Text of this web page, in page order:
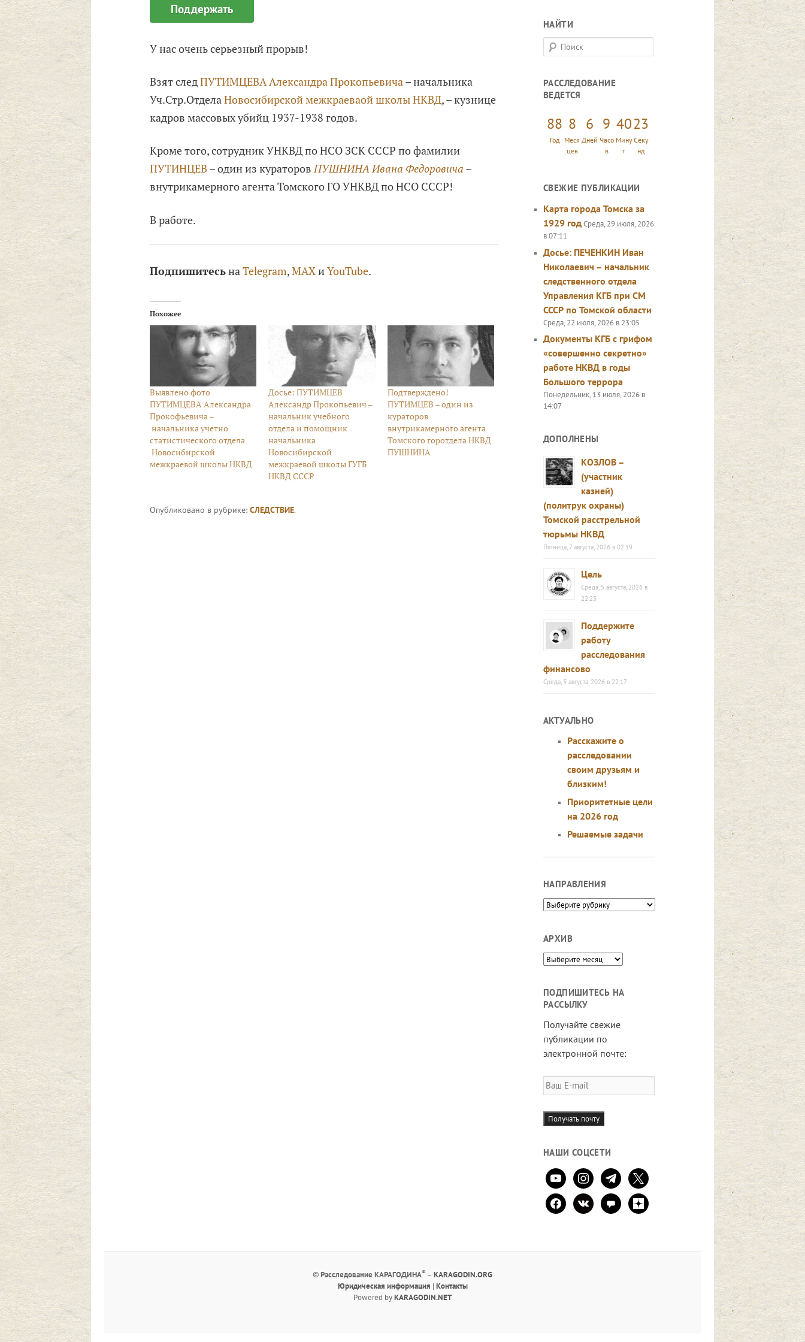
Поддержать
У нас очень серьезный прорыв!
Взят следПУТИМЦЕВА Александра Прокопьевича– начальника
Уч.Стр.ОтделаНовосибирской межкраеваой школы НКВД, – кузнице
кадров массовых убийц 1937-1938 годов.
Кроме того, сотрудник УНКВД по НСО ЗСК СССР по фамилии
ПУТИНЦЕВ – один из кураторовПУШНИНА Ивана Федоровича –
внутрикамерного агента Томского ГО УНКВД по НСО СССР!
В работе.
ПодпишитесьнаTelegram,MAXиYouTube.
Похожее
Выявлено фото
ПУТИМЦЕВА Александра
Прокофьевича –
начальника учетно
статистического отдела
Новосибирской
межкраевой школы НКВД
Досье: ПУТИМЦЕВ
Александр Прокопьевич –
начальник учебного
отдела и помощник
начальника
Новосибирской
межкраевой школы ГУГБ
НКВД СССР
Подтверждено!
ПУТИМЦЕВ – один из
кураторов
внутрикамерного агента
Томского горотдела НКВД
ПУШНИНА
Опубликовано в рубрике: СЛЕДСТВИЕ.
НАЙТИ
П
о
с
к
РАССЛЕДОВАНИЕ
ВЕДЕТСЯ
88
Год
8
Меся
цев
6
Дней
9
Часо
в
40
Мину
т
24
Секу
нд
СВЕЖИЕ ПУБЛИКАЦИИ
Карта города Томска за
1929 годСреда, 29 июля, 2026
в 07:11
Досье: ПЕЧЕНКИН Иван
Николаевич – начальник
следственного отдела
Управления КГБ при СМ
СССР по Томской области
Среда, 22 июля, 2026 в 23:05
Документы КГБ с грифом
«совершенно секретно»
работе НКВД в годы
Большого террора
Понедельник, 13 июля, 2026 в
14:07
ДОПОЛНЕНЫ
КОЗЛОВ –
(участник
казней)
(политрук охраны)
Томской расстрельной
тюрьмы НКВД
Пятница, 7 августа, 2026 в 02:19
Цель
Среда, 5 августа, 2026 в
22:23
Поддержите
работу
расследования
финансово
Среда, 5 августа, 2026 в 22:17
АКТУАЛЬНО
Расскажите о
расследовании
своим друзьям и
близким!
Приоритетные цели
на 2026 год
Решаемые задачи
НАПРАВЛЕНИЯ
Направления
АРХИВ
Архив
ПОДПИШИТЕСЬ НА
РАССЫЛКУ
Получайте свежие
публикации по
электронной почте:
Ваш
E-
mail
Получать почту
НАШИ СОЦСЕТИ
youtubeinstagramtelegram
x
facebookvkontaktecomment
zen-
yandex
©Расследование КАРАГОДИНА® – KARAGODIN.ORG
Юридическая информация | Контакты
Powered byKARAGODIN.NET